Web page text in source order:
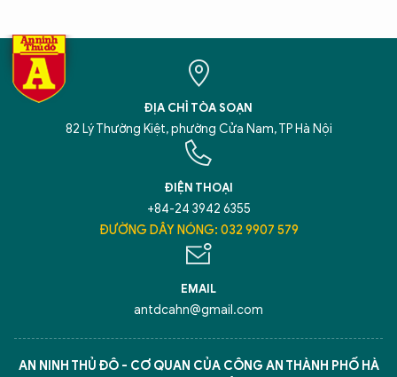
ĐỊA CHỈ TÒA SOẠN
82 Lý Thường Kiệt, phường Cửa Nam, TP Hà Nội
ĐIỆN THOẠI
+84-24 3942 6355
ĐƯỜNG DÂY NÓNG: 032 9907 579
EMAIL
antdcahn@gmail.com
AN NINH THỦ ĐÔ - CƠ QUAN CỦA CÔNG AN THÀNH PHỐ HÀ